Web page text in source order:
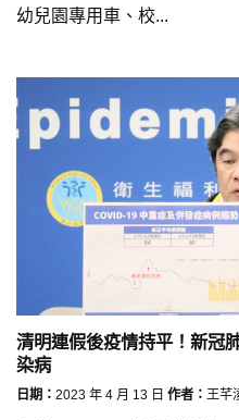
幼兒園專用車、校...
清明連假後疫情持平！新冠
染病
日期： 2023 年 4 月 13 日 作者： 王芊